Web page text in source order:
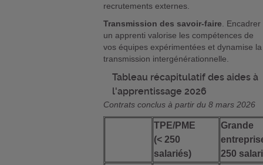
recrutements externes.
Transmission des savoir-faire. Encadrer
un apprenti valorise les compétences de
vos équipes expérimentées et dynamise la
transmission intergénérationnelle.
Tableau récapitulatif des aides à
l'apprentissage 2026
Contrats conclus à partir du 8 mars 2026
TPE/PME
(< 250
salariés)
Grande
250